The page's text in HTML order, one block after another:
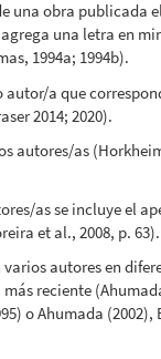
una obra publicada
una letra en
1994a; 1994b).
autor/a que
2014; 2020).
autores/as
as se incluye el
et al., 2008, p. 63).
autores en
reciente
o Ahumada